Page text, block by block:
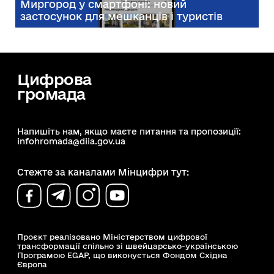
Миргород у смартфоні: новий
застосунок для мешканців і туристів
Цифрова
громада
Напишіть нам, якщо маєте питання та пропозиції:
infohromada@diia.gov.ua
Стежте за каналами Мінцифри тут:
Проєкт реалізовано Міністерством цифрової
трансформації спільно зі швейцарсько-українською
Програмою EGAP, що виконується Фондом Східна
Європа